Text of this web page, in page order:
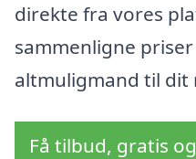
direkte fra vores
sammenligne
altmuligmand til
Få tilbud, gratis